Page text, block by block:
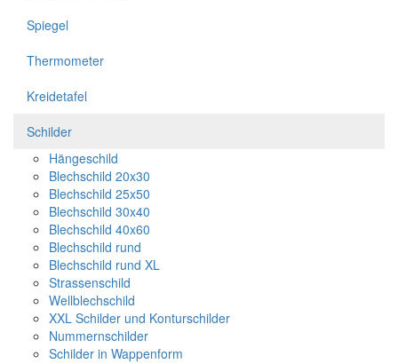
Spiegel
Thermometer
Kreidetafel
Schilder
Hängeschild
Blechschild 20x30
Blechschild 25x50
Blechschild 30x40
Blechschild 40x60
Blechschild rund
Blechschild rund XL
Strassenschild
Wellblechschild
XXL Schilder und Konturschilder
Nummernschilder
Schilder in Wappenform